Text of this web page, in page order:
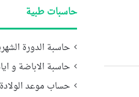
حاسبات طبية
حاسبة الدورة
حاسبة الاباضة و
حساب موعد الولادة